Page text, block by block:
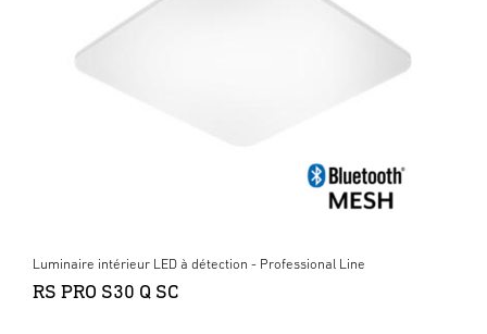
Luminaire intérieur LED à détection - Professional Line
RS PRO S30 Q SC